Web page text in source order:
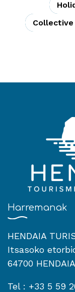
Collective
Harremanak
HENDAIA
Itsasoko
64700 HENDAIA
Tel : +33 5 59